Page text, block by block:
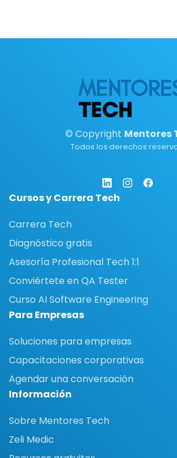
© Copyright Mentores
Todos los derechos
Cursos y Carrera Tech
Carrera Tech
Diagnóstico gratis
Asesoría Profesional Tech 1:1
Conviértete en QA Tester
Curso AI Software Engineering
Para Empresas
Soluciones para empresas
Capacitaciones corporativas
Agendar una conversación
Información
Sobre Mentores Tech
Zeli Medic